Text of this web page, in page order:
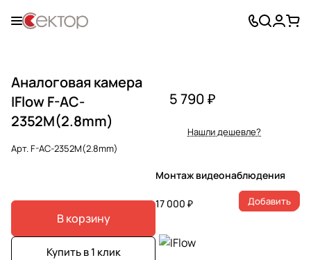
Аналоговая камера
IFlow F-AC-
2352M(2.8mm)
Арт.F-AC-2352M(2.8mm)
В корзину
Купить в 1 клик
5 790 ₽
Нашли дешевле?
Монтаж видеонаблюдения
17 000 ₽ Добавить